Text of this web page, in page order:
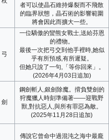
者可以使晶石維持爆裂而不飛散
的臨界狀態，晶石術的影響範圍
將會因此而擴大一些。
弓
一位驕傲的蠻熊女戰士,送給芬恩
的禮物。
最後一次把弓交到他手裡時,她似
乎有所預感,有所遲疑。
但她只說了一句,「等你回來」。
(2026年4月03日追加)
劍
鋼劍斬人,銀劍除魔。揹負雙劍的
狩魔獵人時刻準備著——迎戰野
獸,對抗惡人,與所有罪惡為敵。
(2025年11月28日追加)
傳說它曾命中過混沌之海中最龐